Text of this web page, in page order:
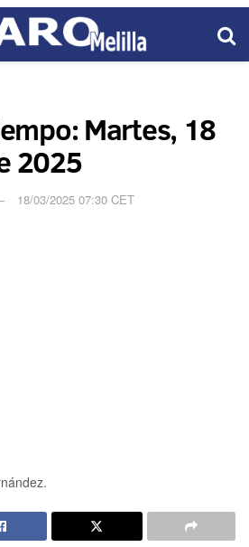
Martes, 18
2025
18/03/2025 07:30 CET